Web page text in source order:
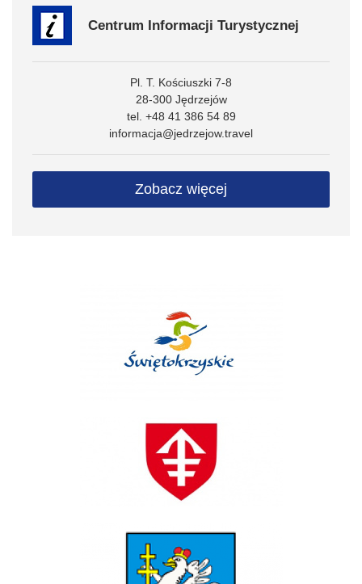
Centrum Informacji Turystycznej
Pl. T. Kościuszki 7-8
28-300 Jędrzejów
tel. +48 41 386 54 89
informacja@jedrzejow.travel
Zobacz więcej